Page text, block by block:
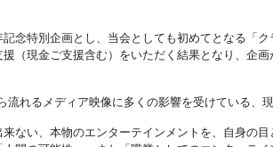
念特別企画とし、当会としても初めてとなる「ク
（現金ご支援含む）をいただく結果となり、企
れるメディア映像に多くの影響を受けている、
ない、本物のエンターテインメントを、自身の